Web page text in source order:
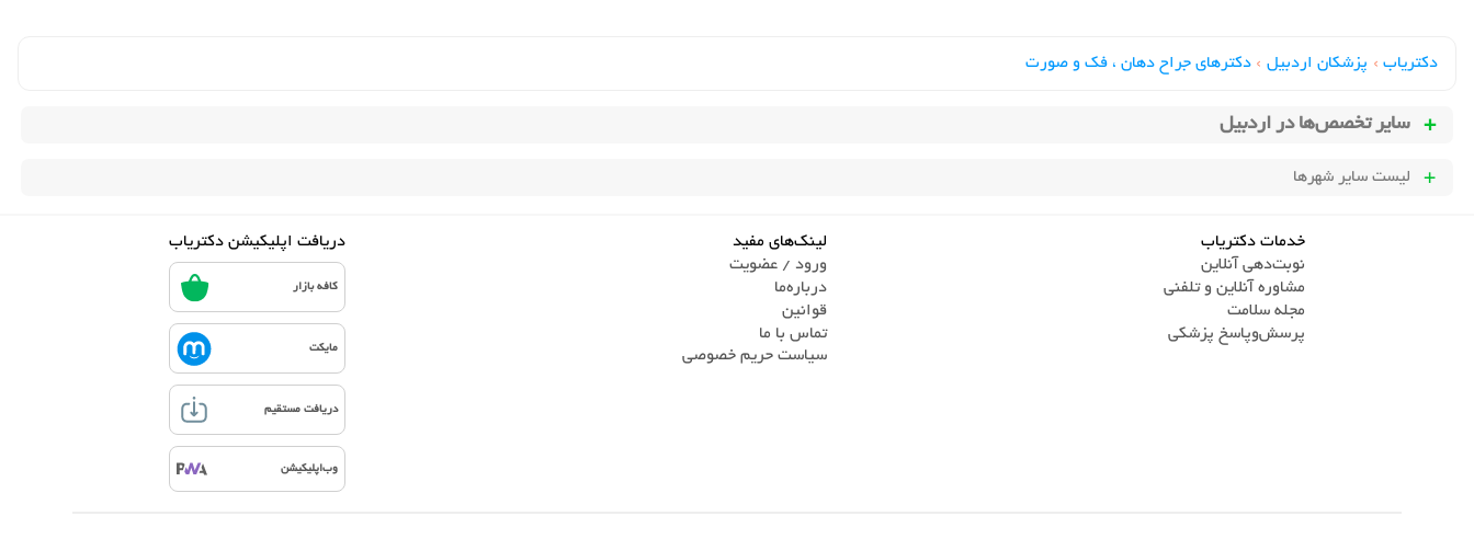
دکتریاب › پزشکان اردبیل › دکترهای جراح دهان ، فک و صورت
سایر تخصص‌ها در اردبیل
لیست سایر شهرها
خدمات دکتریاب
نوبت‌دهی آنلاین
مشاوره آنلاین و تلفنی
مجله سلامت
پرسش‌و‌پاسخ پزشکی
لینک‌های مفید
ورود / عضویت
درباره‌ما
قوانین
تماس ‌با ما
سیاست حریم خصوصی
دریافت اپلیکیشن دکتریاب
کافه بازار
مایکت
دریافت مستقیم
وب‌اپلیکیشن